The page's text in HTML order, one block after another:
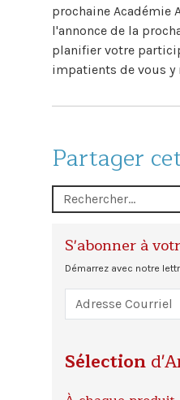
prochaine Académie
l'annonce de la
planifier votre
impatients de vous y
Partager
S'abonner à
Démarrez avec notre
Sélection